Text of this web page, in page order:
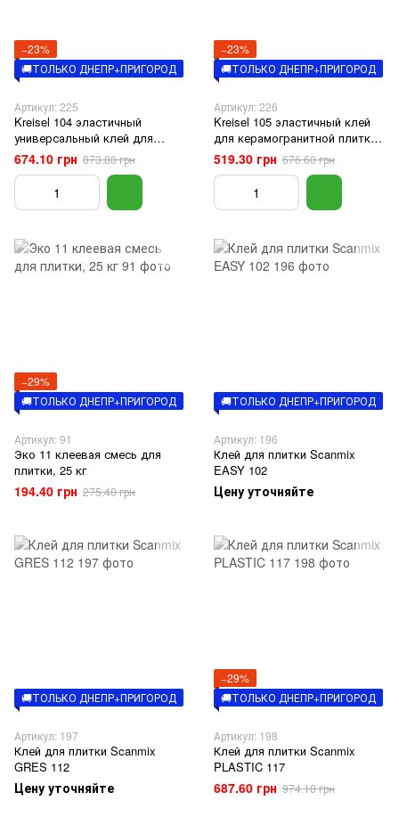
−23%
🚚ТОЛЬКО ДНЕПР+ПРИГОРОД
Артикул: 225
Kreisel 104 эластичный
универсальный клей для
плитки, 25 кг
674.10 грн 873.80 грн
−23%
🚚ТОЛЬКО ДНЕПР+ПРИГОРОД
Артикул: 226
Kreisel 105 эластичный клей
для керамогранитной плитки
и пр.камня, 25 кг
519.30 грн 676.60 грн
−29%
🚚ТОЛЬКО ДНЕПР+ПРИГОРОД
Артикул: 91
Эко 11 клеевая смесь для
плитки, 25 кг
194.40 грн 275.40 грн
🚚ТОЛЬКО ДНЕПР+ПРИГОРОД
Артикул: 196
Клей для плитки Scanmix
EASY 102
Цену уточняйте
🚚ТОЛЬКО ДНЕПР+ПРИГОРОД
Артикул: 197
Клей для плитки Scanmix
GRES 112
Цену уточняйте
−29%
🚚ТОЛЬКО ДНЕПР+ПРИГОРОД
Артикул: 198
Клей для плитки Scanmix
PLASTIC 117
687.60 грн 974.10 грн